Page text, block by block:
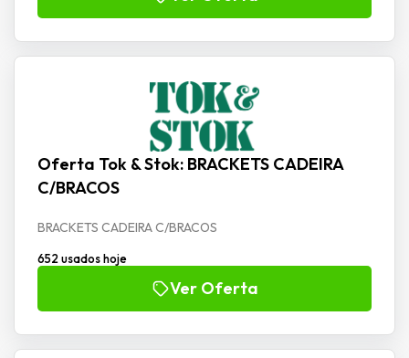
Oferta Tok & Stok: BRACKETS CADEIRA
C/BRACOS
BRACKETS CADEIRA C/BRACOS
652 usados hoje
Ver Oferta